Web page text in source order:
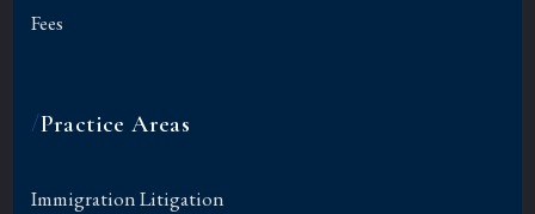
Fees
/Practice Areas
Immigration Litigation